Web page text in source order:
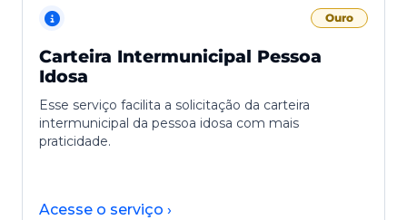
Ouro
Carteira Intermunicipal Pessoa
Idosa
Esse serviço facilita a solicitação da carteira
intermunicipal da pessoa idosa com mais
praticidade.
Acesse o serviço ›